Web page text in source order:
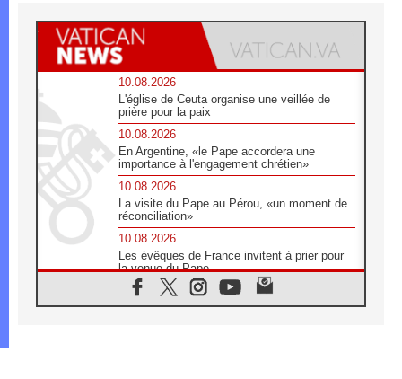
10.08.2026
L'église de Ceuta organise une veillée de
prière pour la paix
10.08.2026
En Argentine, «le Pape accordera une
importance à l'engagement chrétien»
10.08.2026
La visite du Pape au Pérou, «un moment de
réconciliation»
10.08.2026
Les évêques de France invitent à prier pour
la venue du Pape
10.08.2026
Création d'un réseau des médias catholiques